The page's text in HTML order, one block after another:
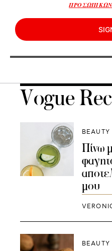
Vogue
BEAUTY
Πίνω
μου
BEAUTY